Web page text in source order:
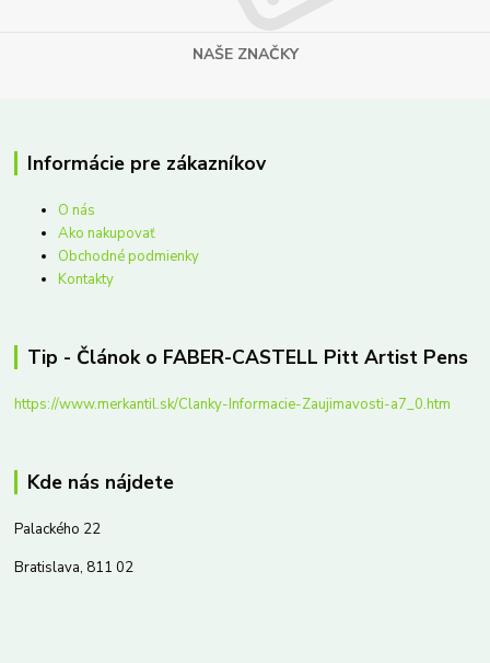
NAŠE ZNAČKY
Informácie pre zákazníkov
O nás
Ako nakupovať
Obchodné podmienky
Kontakty
Tip - Článok o FABER-CASTELL Pitt Artist Pens
https://www.merkantil.sk/Clanky-Informacie-Zaujimavosti-a7_0.htm
Kde nás nájdete
Palackého 22
Bratislava, 811 02